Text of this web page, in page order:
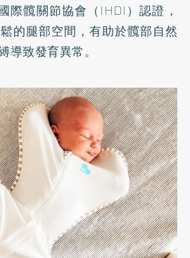
際髖關節協會（IHDI）認證，
的腿部空間，有助於髖部自然
導致發育異常。